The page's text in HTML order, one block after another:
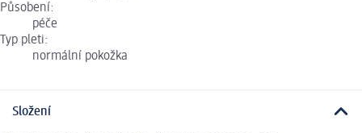
Působení:
péče
Typ pleti:
normální pokožka
Složení